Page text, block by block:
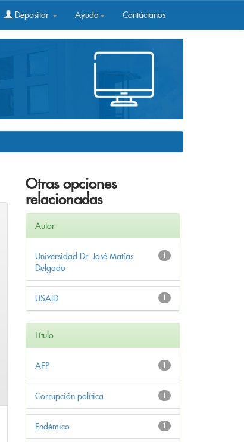
Depositar Ayuda Contáctanos
Otras opciones
relacionadas
Autor
1
Universidad Dr. José Matías
Delgado
1
USAID
Título
1
AFP
1
Corrupción política
1
Endémico